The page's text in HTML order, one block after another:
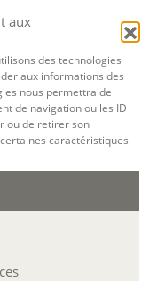
aux
des technologies
aux informations des
nous permettra de
de navigation ou les ID
ou de retirer son
caractéristiques
le début de la